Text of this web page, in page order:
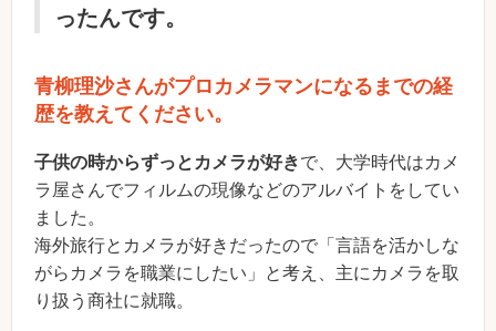
ったんです。
青柳理沙さんがプロカメラマンになるまでの経
歴を教えてください。
子供の時からずっとカメラが好きで、大学時代はカメ
ラ屋さんでフィルムの現像などのアルバイトをしてい
ました。
海外旅行とカメラが好きだったので「言語を活かしな
がらカメラを職業にしたい」と考え、主にカメラを取
り扱う商社に就職。